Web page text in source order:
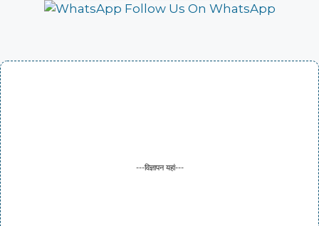
Follow Us On WhatsApp
---विज्ञापन यहां---